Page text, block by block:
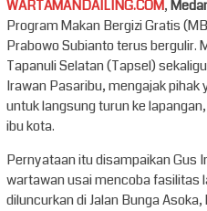
WARTAMANDAILING.COM,
Program Makan Bergizi Gratis
Prabowo Subianto terus bergulir.
Tapanuli Selatan (Tapsel)
Irawan Pasaribu, mengajak
untuk langsung turun ke
ibu kota.
Pernyataan itu disampaikan Gus
wartawan usai mencoba fasilitas
diluncurkan di Jalan Bunga